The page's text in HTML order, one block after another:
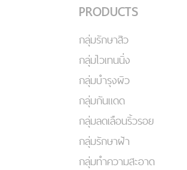
PRODUCTS
กลุ่มรักษาสิว
กลุ่มไวเทนนิ่ง
กลุ่มบำรุงผิว
กลุ่มกันแดด
กลุ่มลดเลือนริ้วรอย
กลุ่มรักษาฝ้า
กลุ่มทำความสะอาด